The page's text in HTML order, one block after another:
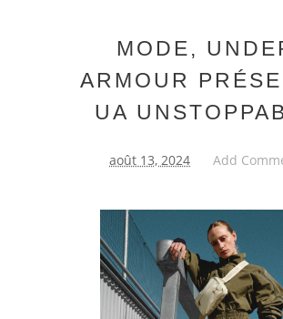
MODE,
ARMOUR
UA
août 13, 2024 Add